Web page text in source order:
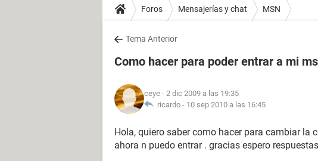
Foros Mensajerías y chat MSN
Tema Anterior
Como hacer para poder entrar a mi
ceye - 2 dic 2009 a las 19:35
ricardo - 10 sep 2010 a las 16:45
Hola, quiero saber como hacer para cambiar la
ahora n puedo entrar . gracias espero respuestas